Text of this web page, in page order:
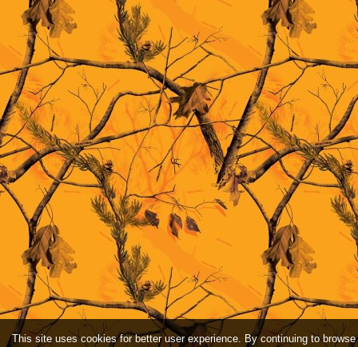
This site uses cookies for better user experience. By continuing to